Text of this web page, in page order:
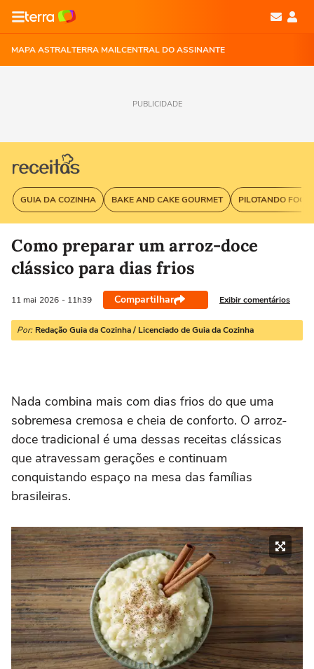
MAPA ASTRALTERRA MAILCENTRAL DO ASSINANTE
PUBLICIDADE
GUIA DA COZINHA BAKE AND CAKE GOURMET PILOTANDO
Como preparar um arroz-doce
clássico para dias frios
11 mai 2026 - 11h39 Compartilhar Exibir comentários
Por: Redação Guia da Cozinha / Licenciado de Guia da Cozinha
Nada combina mais com dias frios do que uma
sobremesa cremosa e cheia de conforto. O arroz-
doce tradicional é uma dessas receitas clássicas
que atravessam gerações e continuam
conquistando espaço na mesa das famílias
brasileiras.